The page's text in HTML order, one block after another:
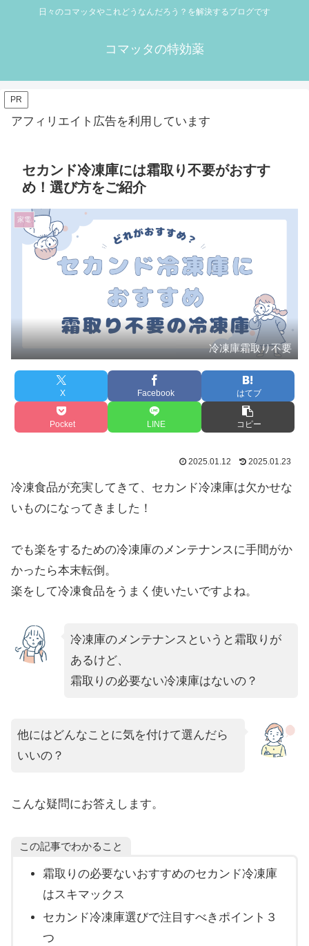
日々のコマッタやこれどうなんだろう？を解決するブログです
コマッタの特効薬
PR
アフィリエイト広告を利用しています
セカンド冷凍庫には霜取り不要がおすす
め！選び方をご紹介
家電
冷凍庫霜取り不要
X Facebook はてブ
Pocket LINE コピー
2025.01.12 2025.01.23
冷凍食品が充実してきて、セカンド冷凍庫は欠かせな
いものになってきました！
でも楽をするための冷凍庫のメンテナンスに手間がか
かったら本末転倒。
楽をして冷凍食品をうまく使いたいですよね。
冷凍庫のメンテナンスというと霜取りが
あるけど、
霜取りの必要ない冷凍庫はないの？
他にはどんなことに気を付けて選んだら
いいの？
こんな疑問にお答えします。
この記事でわかること
霜取りの必要ないおすすめのセカンド冷凍庫
はスキマックス
セカンド冷凍庫選びで注目すべきポイント３
つ